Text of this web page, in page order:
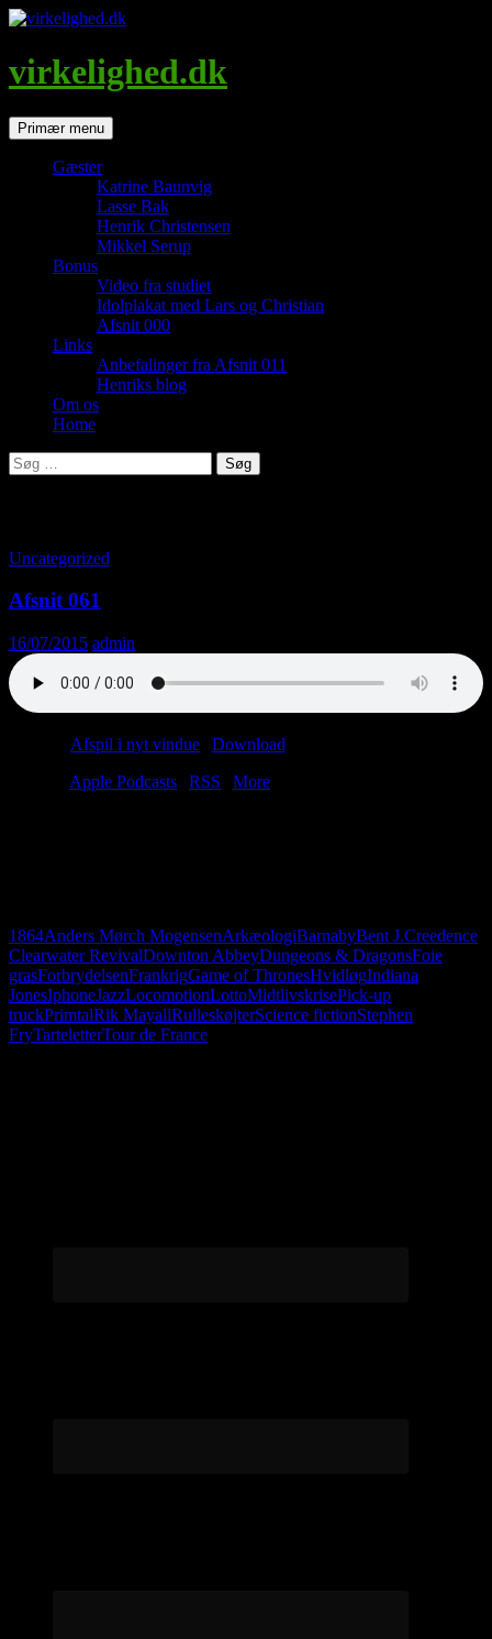
Hop
indhold
virkelighed.dk
SøgPrimær menu
Gæster
Katrine Baunvig
Lasse Bak
Henrik Christensen
Mikkel Serup
Bonus
Video fra studiet
Idolplakat med Lars og Christian
Afsnit 000
Links
Anbefalinger fra Afsnit 011
Henriks blog
Om os
Home
Søg
efter:
Uncategorized
Afsnit 061
16/07/2015 admin
Afspil i nyt vindue Download
Apple Podcasts RSS
More
1864Anders Mørch MogensenArkæologiBarnabyBent J.Creedence
Clearwater RevivalDownton AbbeyDungeons & DragonsFoie
grasForbrydelsenFrankrigGame of ThronesHvidløgIndiana
JonesIphoneJazzLocomotionLottoMidtlivskrisePick-up
truckPrimtalRik MayallRulleskøjterScience fictionStephen
FryTarteletterTour de France